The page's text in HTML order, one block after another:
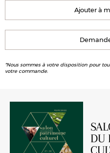
Ajouter à
*Nous sommes à votre disposition pour
votre commande.
DU